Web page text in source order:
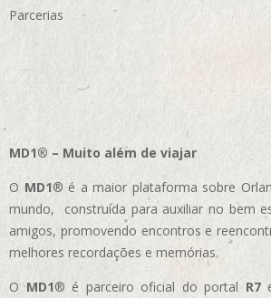
Parcerias
MD1® – Muito além de viajar
O MD1® é a maior plataforma sobre
mundo, construída para auxiliar no bem
amigos, promovendo encontros e
melhores recordações e memórias.
OMD1® é parceiro oficial do portal R7